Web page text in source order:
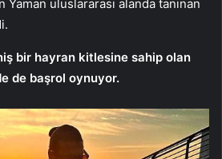
Yaman uluslararası alanda tanınan
bir hayran kitlesine sahip olan
de başrol oynuyor.